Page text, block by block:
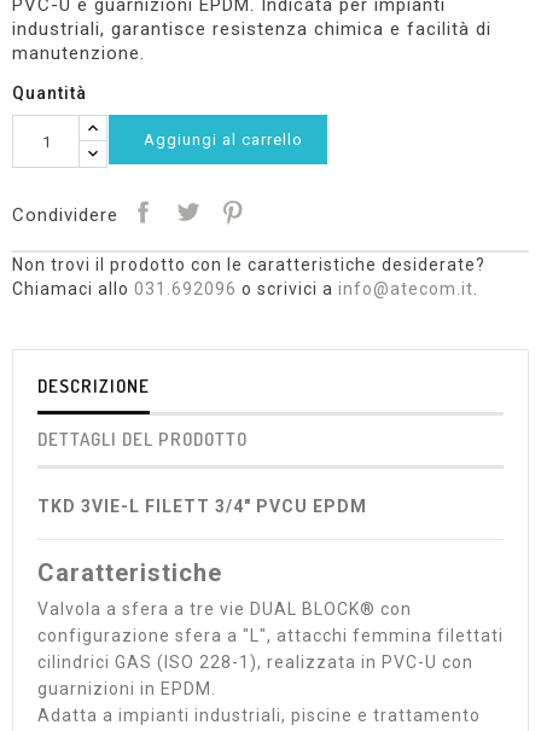
PVC-U e guarnizioni EPDM. Indicata per impianti
industriali, garantisce resistenza chimica e facilità di
manutenzione.
Quantità
Aggiungi al carrello
Condividere
Non trovi il prodotto con le caratteristiche desiderate?
Chiamaci allo 031.692096 o scrivici a info@atecom.it
DESCRIZIONE
DETTAGLI DEL PRODOTTO
TKD 3VIE-L FILETT 3/4" PVCU EPDM
Caratteristiche
Valvola a sfera a tre vie DUAL BLOCK® con
configurazione sfera a "L", attacchi femmina filettati
cilindrici GAS (ISO 228-1), realizzata in PVC-U con
guarnizioni in EPDM.
Adatta a impianti industriali, piscine e trattamento